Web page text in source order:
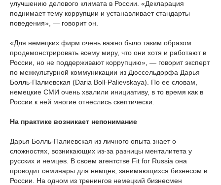
улучшению делового климата в России. «Декларация
поднимает тему коррупции и устанавливает стандарты
поведения», — говорит он.
«Для немецких фирм очень важно было таким образом
продемонстрировать всему миру, что они хотя и работают в
России, но не поддерживают коррупцию», — говорит эксперт
по межкультурной коммуникации из Дюссельдорфа Дарья
Болль-Палиевская (Daria Boll-Palievskaya). По ее словам,
немецкие СМИ очень хвалили инициативу, в то время как в
России к ней многие отнеслись скептически.
На практике возникает непонимание
Дарья Болль-Палиевская из личного опыта знает о
сложностях, возникающих из-за разницы менталитета у
русских и немцев. В своем агентстве Fit for Russia она
проводит семинары для немцев, занимающихся бизнесом в
России. На одном из тренингов немецкий бизнесмен